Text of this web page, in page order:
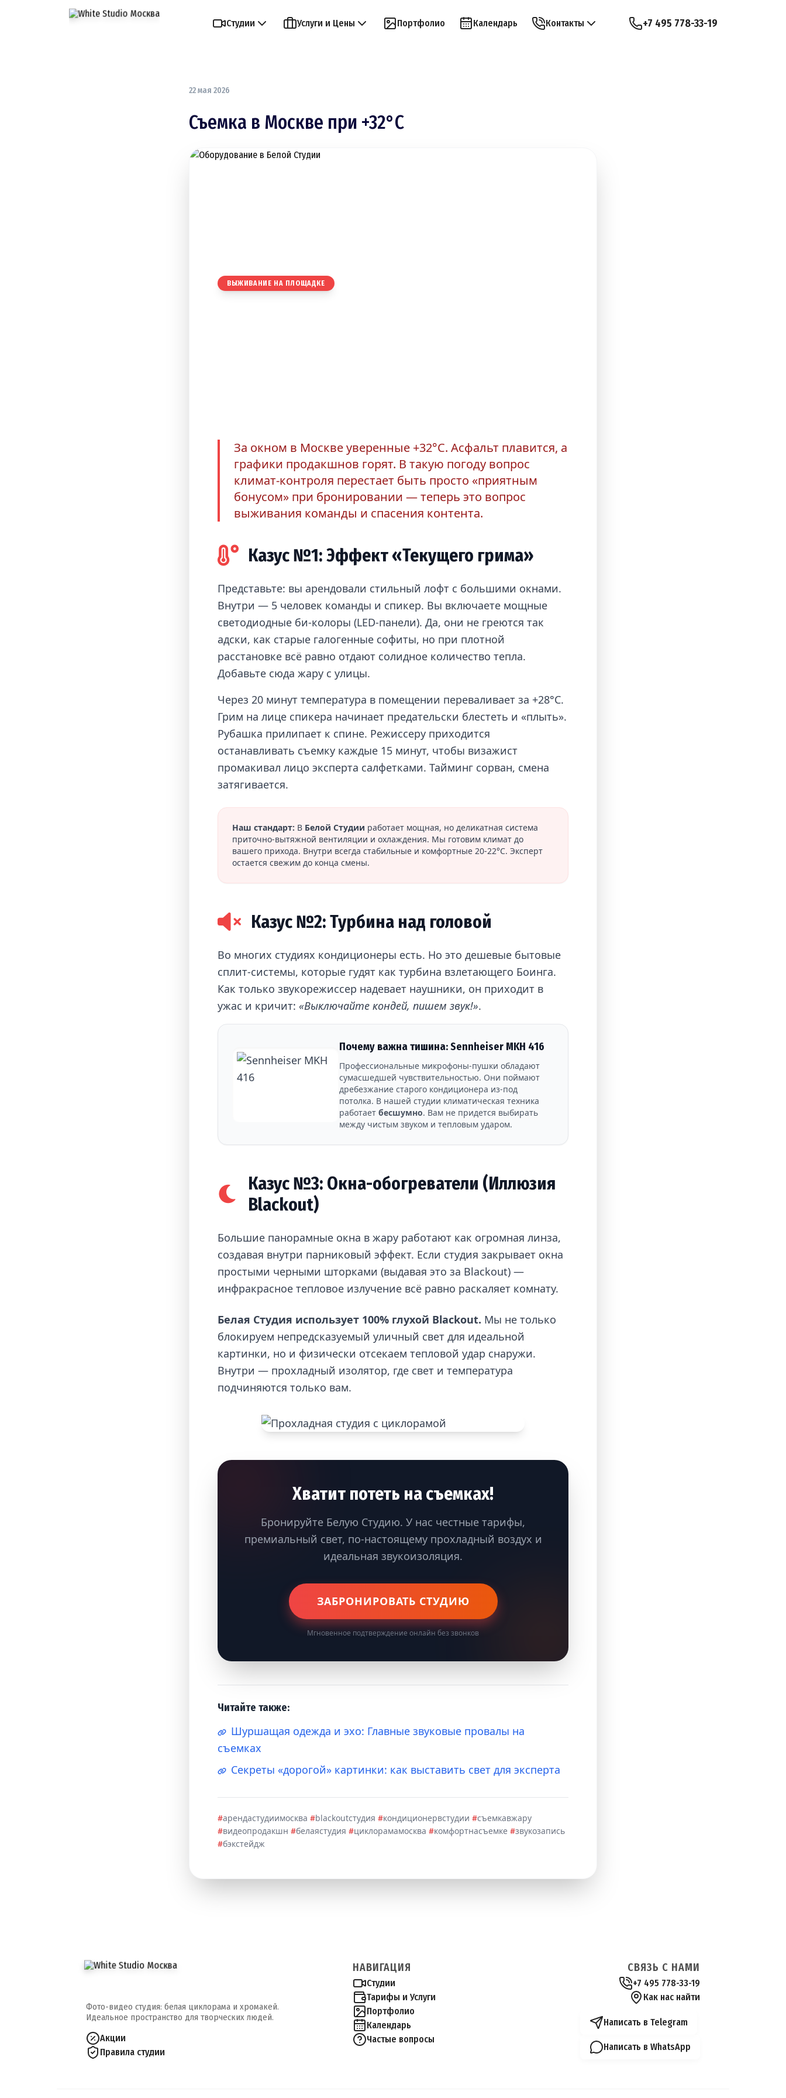
Студии Услуги и Цены Портфолио Календарь Контакты +7 495 778-33-19
22 мая 2026
Съемка в Москве при +32°C
ВЫЖИВАНИЕ НА ПЛОЩАДКЕ
За окном в Москве уверенные +32°C. Асфальт плавится, а
графики продакшнов горят. В такую погоду вопрос
климат-контроля перестает быть просто «приятным
бонусом» при бронировании — теперь это вопрос
выживания команды и спасения контента.
Казус №1: Эффект «Текущего грима»
Представьте: вы арендовали стильный лофт с большими окнами.
Внутри — 5 человек команды и спикер. Вы включаете мощные
светодиодные би-колоры (LED-панели). Да, они не греются так
адски, как старые галогенные софиты, но при плотной
расстановке всё равно отдают солидное количество тепла.
Добавьте сюда жару с улицы.
Через 20 минут температура в помещении переваливает за +28°C.
Грим на лице спикера начинает предательски блестеть и «плыть».
Рубашка прилипает к спине. Режиссеру приходится
останавливать съемку каждые 15 минут, чтобы визажист
промакивал лицо эксперта салфетками. Тайминг сорван, смена
затягивается.
Наш стандарт: В Белой Студии работает мощная, но деликатная система
приточно-вытяжной вентиляции и охлаждения. Мы готовим климат до
вашего прихода. Внутри всегда стабильные и комфортные 20-22°C. Эксперт
остается свежим до конца смены.
Казус №2: Турбина над головой
Во многих студиях кондиционеры есть. Но это дешевые бытовые
сплит-системы, которые гудят как турбина взлетающего Боинга.
Как только звукорежиссер надевает наушники, он приходит в
ужас и кричит: «Выключайте кондей, пишем звук!».
Почему важна тишина: Sennheiser MKH 416
Профессиональные микрофоны-пушки обладают
сумасшедшей чувствительностью. Они поймают
дребезжание старого кондиционера из-под
потолка. В нашей студии климатическая техника
работаетбесшумно. Вам не придется выбирать
между чистым звуком и тепловым ударом.
Казус №3: Окна-обогреватели (Иллюзия
Blackout)
Большие панорамные окна в жару работают как огромная линза,
создавая внутри парниковый эффект. Если студия закрывает окна
простыми черными шторками (выдавая это за Blackout) —
инфракрасное тепловое излучение всё равно раскаляет комнату.
Белая Студия использует 100% глухой Blackout. Мы не только
блокируем непредсказуемый уличный свет для идеальной
картинки, но и физически отсекаем тепловой удар снаружи.
Внутри — прохладный изолятор, где свет и температура
подчиняются только вам.
Хватит потеть на съемках!
Бронируйте Белую Студию. У нас честные тарифы,
премиальный свет, по-настоящему прохладный воздух и
идеальная звукоизоляция.
ЗАБРОНИРОВАТЬ СТУДИЮ
Мгновенное подтверждение онлайн без звонков
Читайте также:
Шуршащая одежда и эхо: Главные звуковые провалы на
съемках
Секреты «дорогой» картинки: как выставить свет для эксперта
#арендастудиимосква #blackoutстудия #кондиционервстудии #съемкавжару
#видеопродакшн #белаястудия #циклорамамосква #комфортнасъемке #звукозапись
#бэкстейдж
Фото-видео студия: белая циклорама и хромакей.
Идеальное пространство для творческих людей.
Акции
Правила студии
НАВИГАЦИЯ
Студии
Тарифы и Услуги
Портфолио
Календарь
Частые вопросы
СВЯЗЬ С НАМИ
+7 495 778-33-19
Как нас найти
Написать в Telegram
Написать в WhatsApp